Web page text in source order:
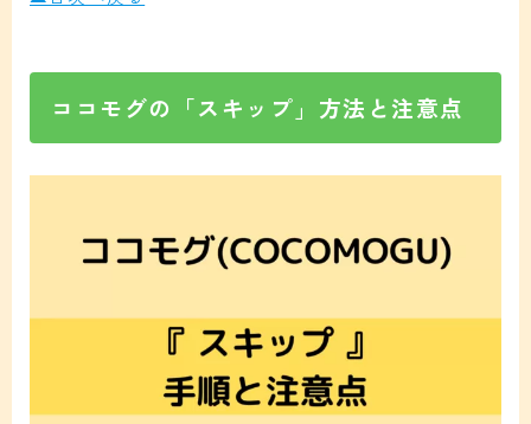
ココモグの「スキップ」方法と注意点